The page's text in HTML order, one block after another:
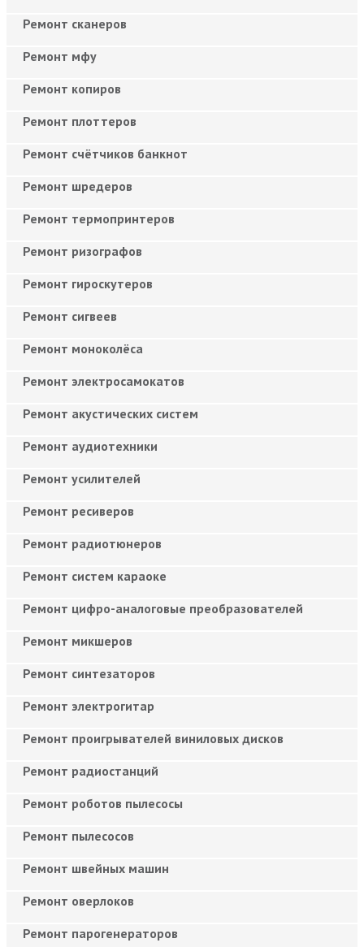
Ремонт сканеров
Ремонт мфу
Ремонт копиров
Ремонт плоттеров
Ремонт счётчиков банкнот
Ремонт шредеров
Ремонт термопринтеров
Ремонт ризографов
Ремонт гироскутеров
Ремонт сигвеев
Ремонт моноколёса
Ремонт электросамокатов
Ремонт акустических систем
Ремонт аудиотехники
Ремонт усилителей
Ремонт ресиверов
Ремонт радиотюнеров
Ремонт систем караоке
Ремонт цифро-аналоговые преобразователей
Ремонт микшеров
Ремонт синтезаторов
Ремонт электрогитар
Ремонт проигрывателей виниловых дисков
Ремонт радиостанций
Ремонт роботов пылесосы
Ремонт пылесосов
Ремонт швейных машин
Ремонт оверлоков
Ремонт парогенераторов